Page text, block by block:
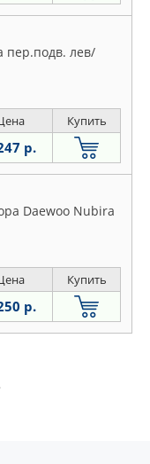
пер.подв. лев/
Купить
р.
Daewoo Nubira
Купить
р.